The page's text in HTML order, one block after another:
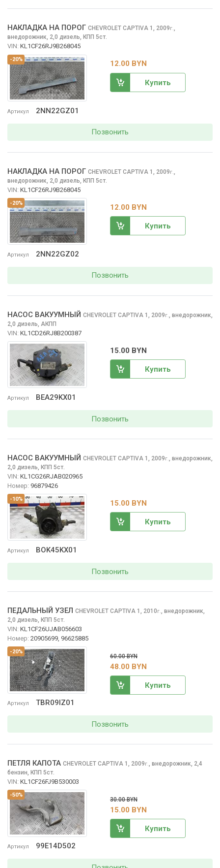
-20%
Артикул 2NN22GZ01
НАКЛАДКА НА ПОРОГ CHEVROLET CAPTIVA 1, 2009г.,
внедорожник, 2,0 дизель, КПП 5ст.
VIN: KL1CF26RJ9B268045
12.00 BYN
Купить
Позвонить
-20%
Артикул 2NN22GZ02
НАКЛАДКА НА ПОРОГ CHEVROLET CAPTIVA 1, 2009г.
внедорожник, 2,0 дизель, КПП 5ст.
VIN: KL1CF26RJ9B268045
12.00 BYN
Купить
Позвонить
Артикул BEA29KX01
НАСОС ВАКУУМНЫЙ CHEVROLET CAPTIVA 1, 2009г.
внедорожник,
2,0 дизель, АКПП
VIN: KL1CD26RJ8B200387
15.00 BYN
Купить
Позвонить
-10%
Артикул BOK45KX01
НАСОС ВАКУУМНЫЙ CHEVROLET CAPTIVA 1, 2009г. внедорожник,
2,0 дизель, КПП 5ст.
VIN: KL1CG26RJAB020965
Номер: 96879426
15.00 BYN
Купить
Позвонить
-20%
Артикул TBR09IZ01
ПЕДАЛЬНЫЙ УЗЕЛ CHEVROLET CAPTIVA 1, 2010г. внедорожник,
2,0 дизель, КПП 5ст.
VIN: KL1CF26UJAB056603
Номер: 20905699, 96625885
60.00 BYN
48.00 BYN
Купить
Позвонить
-50%
Артикул 99E14D502
ПЕТЛЯ КАПОТА CHEVROLET CAPTIVA 1, 2009г. внедорожник, 2,4
бензин, КПП 5ст.
VIN: KL1CF26FJ9B530003
30.00 BYN
15.00 BYN
Купить